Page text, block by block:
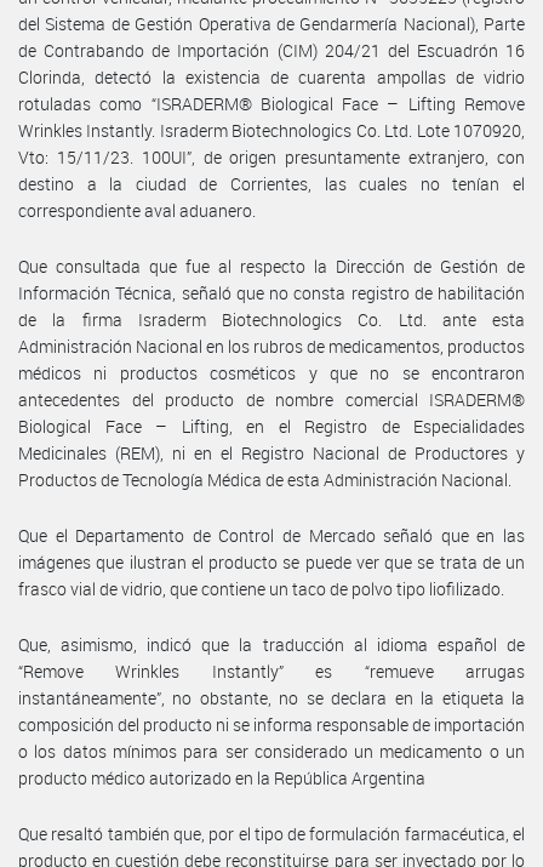
del Sistema de Gestión Operativa de Gendarmería Nacional), Parte
de Contrabando de Importación (CIM) 204/21 del Escuadrón 16
Clorinda, detectó la existencia de cuarenta ampollas de vidrio
rotuladas como “ISRADERM® Biological Face – Lifting Remove
Wrinkles Instantly. Israderm Biotechnologics Co. Ltd. Lote 1070920,
Vto: 15/11/23. 100UI”, de origen presuntamente extranjero, con
destino a la ciudad de Corrientes, las cuales no tenían el
correspondiente aval aduanero.
Que consultada que fue al respecto la Dirección de Gestión de
Información Técnica, señaló que no consta registro de habilitación
de la firma Israderm Biotechnologics Co. Ltd. ante esta
Administración Nacional en los rubros de medicamentos, productos
médicos ni productos cosméticos y que no se encontraron
antecedentes del producto de nombre comercial ISRADERM®
Biological Face – Lifting, en el Registro de Especialidades
Medicinales (REM), ni en el Registro Nacional de Productores y
Productos de Tecnología Médica de esta Administración Nacional.
Que el Departamento de Control de Mercado señaló que en las
imágenes que ilustran el producto se puede ver que se trata de un
frasco vial de vidrio, que contiene un taco de polvo tipo liofilizado.
Que, asimismo, indicó que la traducción al idioma español de
“Remove Wrinkles Instantly” es “remueve arrugas
instantáneamente”, no obstante, no se declara en la etiqueta la
composición del producto ni se informa responsable de importación
o los datos mínimos para ser considerado un medicamento o un
producto médico autorizado en la República Argentina
Que resaltó también que, por el tipo de formulación farmacéutica, el
producto en cuestión debe reconstituirse para ser inyectado por lo